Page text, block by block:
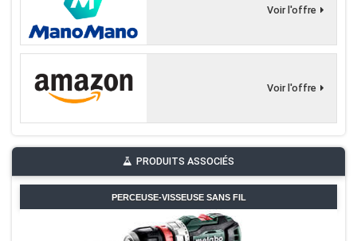
Voir l'offre
Voir l'offre
PRODUITS ASSOCIÉS
PERCEUSE-VISSEUSE SANS FIL